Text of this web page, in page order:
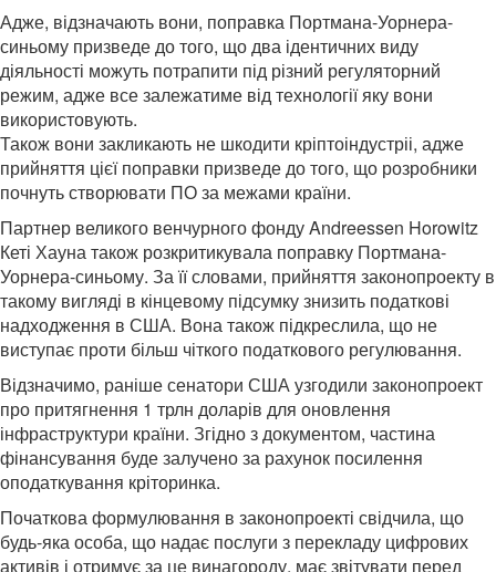
Адже, відзначають вони, поправка Портмана-Уорнера-
синьому призведе до того, що два ідентичних виду
діяльності можуть потрапити під різний регуляторний
режим, адже все залежатиме від технології яку вони
використовують.
Також вони закликають не шкодити кріптоіндустріі, адже
прийняття цієї поправки призведе до того, що розробники
почнуть створювати ПО за межами країни.
Партнер великого венчурного фонду Andreessen Horowitz
Кеті Хауна також розкритикувала поправку Портмана-
Уорнера-синьому. За її словами, прийняття законопроекту в
такому вигляді в кінцевому підсумку знизить податкові
надходження в США. Вона також підкреслила, що не
виступає проти більш чіткого податкового регулювання.
Відзначимо, раніше сенатори США узгодили законопроект
про притягнення 1 трлн доларів для оновлення
інфраструктури країни. Згідно з документом, частина
фінансування буде залучено за рахунок посилення
оподаткування кріторинка.
Початкова формулювання в законопроекті свідчила, що
будь-яка особа, що надає послуги з перекладу цифрових
активів і отримує за це винагороду, має звітувати перед